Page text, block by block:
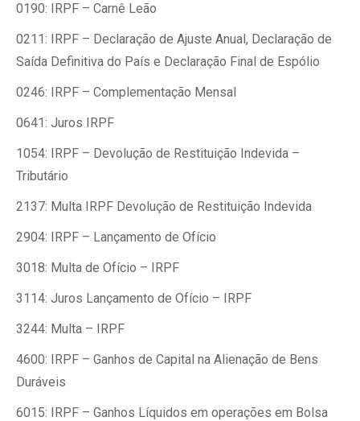
0190: IRPF – Carnê Leão
0211: IRPF – Declaração de Ajuste Anual, Declaração de
Saída Definitiva do País e Declaração Final de Espólio
0246: IRPF – Complementação Mensal
0641: Juros IRPF
1054: IRPF – Devolução de Restituição Indevida –
Tributário
2137: Multa IRPF Devolução de Restituição Indevida
2904: IRPF – Lançamento de Ofício
3018: Multa de Ofício – IRPF
3114: Juros Lançamento de Ofício – IRPF
3244: Multa – IRPF
4600: IRPF – Ganhos de Capital na Alienação de Bens
Duráveis
6015: IRPF – Ganhos Líquidos em operações em Bolsa